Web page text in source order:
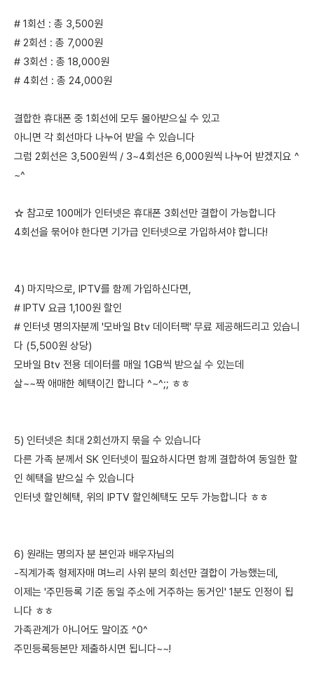
# 1회선 : 총 3,500원
# 2회선 : 총 7,000원
# 3회선 : 총 18,000원
# 4회선 : 총 24,000원
결합한 휴대폰 중 1회선에 모두 몰아받으실 수 있고
아니면 각 회선마다 나누어 받을 수 있습니다
그럼 2회선은 3,500원씩 / 3~4회선은 6,000원씩 나누어 받겠지요 ^
~^
☆ 참고로 100메가 인터넷은 휴대폰 3회선만 결합이 가능합니다
4회선을 묶어야 한다면 기가급 인터넷으로 가입하셔야 합니다!
4) 마지막으로, IPTV를 함께 가입하신다면,
# IPTV 요금 1,100원 할인
# 인터넷 명의자분께 '모바일 Btv 데이터팩' 무료 제공해드리고 있습니
다 (5,500원 상당)
모바일 Btv 전용 데이터를 매일 1GB씩 받으실 수 있는데
살~~짝 애매한 혜택이긴 합니다 ^~^;; ㅎㅎ
5) 인터넷은 최대 2회선까지 묶을 수 있습니다
다른 가족 분께서 SK 인터넷이 필요하시다면 함께 결합하여 동일한 할
인 혜택을 받으실 수 있습니다
인터넷 할인혜택, 위의 IPTV 할인혜택도 모두 가능합니다 ㅎㅎ
6) 원래는 명의자 분 본인과 배우자님의
-직계가족 형제자매 며느리 사위 분의 회선만 결합이 가능했는데,
이제는 '주민등록 기준 동일 주소에 거주하는 동거인' 1분도 인정이 됩
니다 ㅎㅎ
가족관계가 아니어도 말이죠 ^0^
주민등록등본만 제출하시면 됩니다~~!